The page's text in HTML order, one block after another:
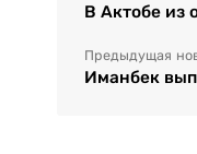
В Актобе из
Предыдущая
Иманбек